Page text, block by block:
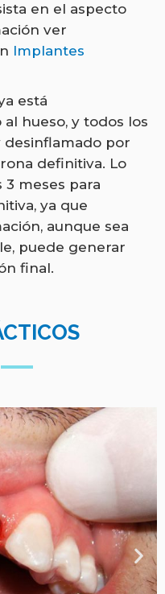
en el aspecto
ver
Implantes
está
hueso, y todos los
desinflamado por
definitiva. Lo
3 meses para
ya que
aunque sea
puede generar
final.